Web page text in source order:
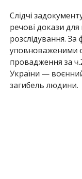
Слідчі
речові докази
розслідування. За
уповноваженими
провадження за
України —
загибель людини.